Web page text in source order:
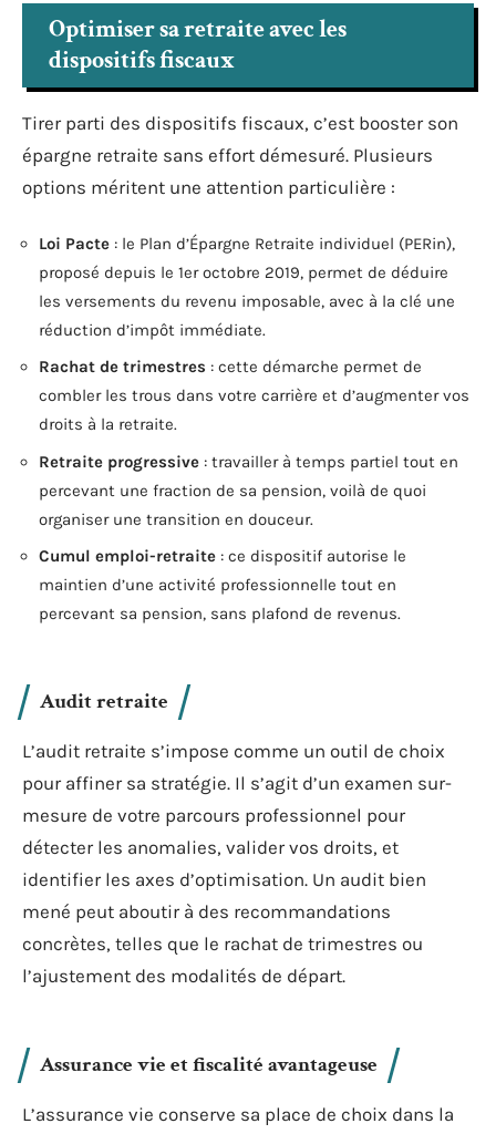
Optimiser sa retraite avec les
dispositifs fiscaux
Tirer parti des dispositifs fiscaux, c’est booster son
épargne retraite sans effort démesuré. Plusieurs
options méritent une attention particulière :
Loi Pacte : le Plan d’Épargne Retraite individuel (PERin),
proposé depuis le 1er octobre 2019, permet de déduire
les versements du revenu imposable, avec à la clé une
réduction d’impôt immédiate.
Rachat de trimestres : cette démarche permet de
combler les trous dans votre carrière et d’augmenter vos
droits à la retraite.
Retraite progressive : travailler à temps partiel tout en
percevant une fraction de sa pension, voilà de quoi
organiser une transition en douceur.
Cumul emploi-retraite : ce dispositif autorise le
maintien d’une activité professionnelle tout en
percevant sa pension, sans plafond de revenus.
Audit retraite
L’audit retraite s’impose comme un outil de choix
pour affiner sa stratégie. Il s’agit d’un examen sur-
mesure de votre parcours professionnel pour
détecter les anomalies, valider vos droits, et
identifier les axes d’optimisation. Un audit bien
mené peut aboutir à des recommandations
concrètes, telles que le rachat de trimestres ou
l’ajustement des modalités de départ.
Assurance vie et fiscalité avantageuse
L’assurance vie conserve sa place de choix dans la